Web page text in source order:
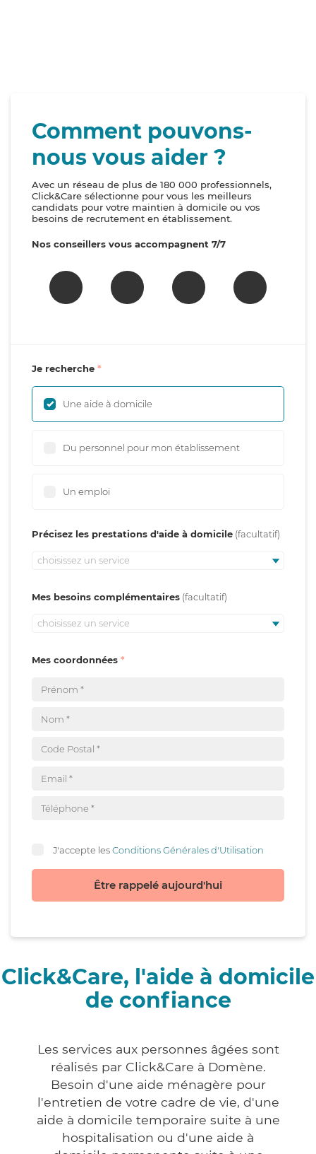
Comment pouvons-
nous vous aider ?
Avec un réseau de plus de 180 000 professionnels,
Click&Care sélectionne pour vous les meilleurs
candidats pour votre maintien à domicile ou vos
besoins de recrutement en établissement.
Nos conseillers vous accompagnent 7/7
Je recherche
Une aide à domicile
Du personnel pour mon établissement
Un emploi
Précisez les prestations d'aide à domicile
choisissez un service
Mes besoins complémentaires
choisissez un service
Mes coordonnées
J'accepte lesConditions Générales d'Utilisation
Être rappelé aujourd'hui
Click&Care, l'aide à domicile
de confiance
Les services aux personnes âgées sont
réalisés par Click&Care à Domène.
Besoin d'une aide ménagère pour
l'entretien de votre cadre de vie, d'une
aide à domicile temporaire suite à une
hospitalisation ou d'une aide à